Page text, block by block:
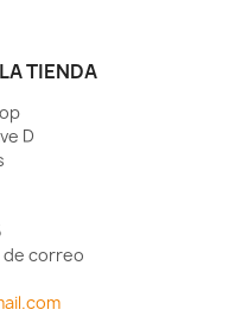
TIENDA
D
de correo